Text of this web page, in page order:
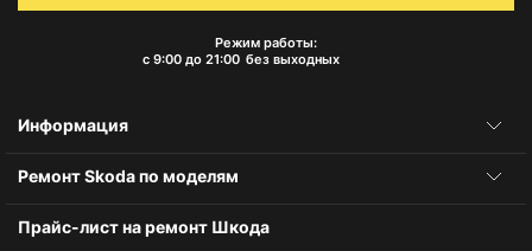
Режим работы:
с 9:00 до 21:00 без выходных
Информация
Ремонт Skoda по моделям
Прайс-лист на ремонт Шкода